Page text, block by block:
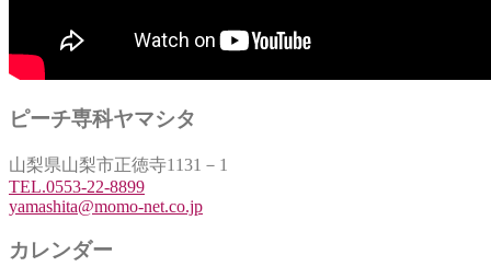
ピーチ専科ヤマシタ
山梨県山梨市正徳寺1131－1
TEL.0553-22-8899
yamashita@momo-net.co.jp
カレンダー